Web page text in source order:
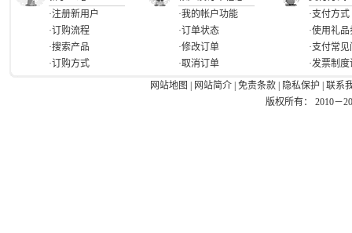
·注册新用户
·订购流程
·搜索产品
·订购方式
·我的帐户功能
·订单状态
·修改订单
·取消订单
·支付方式
·使用礼品
·支付常
·发票制
网站地图
网站简介 免责条款 隐私保护
联系
版权所有： 2010－